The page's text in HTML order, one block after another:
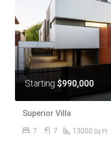
Starting $990,000
Superior Villa
7 7 13000 Sq Ft